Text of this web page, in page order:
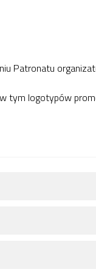
Patronatu
tym logotypów